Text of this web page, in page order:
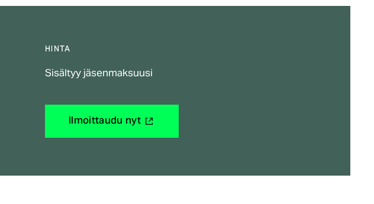
HINTA
Sisältyy jäsenmaksuusi
Ilmoittaudu nyt(ulkoinen
linkki)